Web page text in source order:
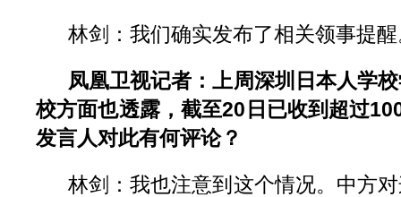
林剑：我们确实发布了相关领事提
凤凰卫视记者：上周深圳日本人学
校方面也透露，截至20日已收到超过
发言人对此有何评论？
林剑：我也注意到这个情况。中方